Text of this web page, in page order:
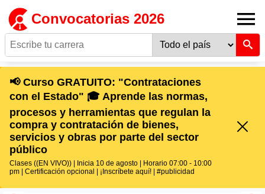
Convocatorias 2026
📢 Curso GRATUITO: "Contrataciones
con el Estado" 🎓 Aprende las normas,
procesos y herramientas que regulan la
compra y contratación de bienes,
servicios y obras por parte del sector
público
Clases ((EN VIVO)) | Inicia 10 de agosto | Horario 07:00 - 10:00
pm | Certificación opcional | ¡Inscríbete aquí! | #publicidad